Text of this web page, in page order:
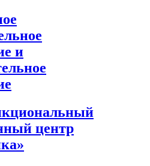
и
центр